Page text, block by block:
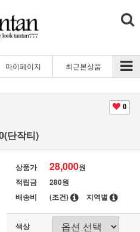
마이페이지 최근본상품
0
단작티)
상품가 28,000원
적립금
280원
배송비
(조건) 지역별
색상